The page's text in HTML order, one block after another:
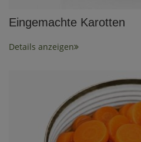
Eingemachte Karotten
Details anzeigen